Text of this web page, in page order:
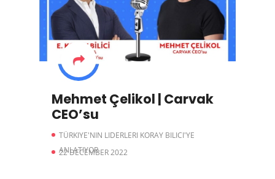
Mehmet Çelikol | Carvak
CEO’su
TÜRKIYE'NIN LIDERLERI KORAY BILICI'YE
ANLATIYOR
22 DECEMBER 2022